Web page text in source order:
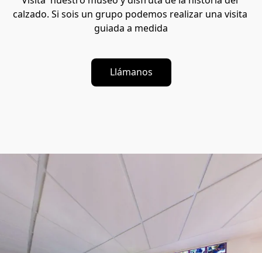
calzado. Si sois un grupo podemos realizar una visita
guiada a medida
Llámanos